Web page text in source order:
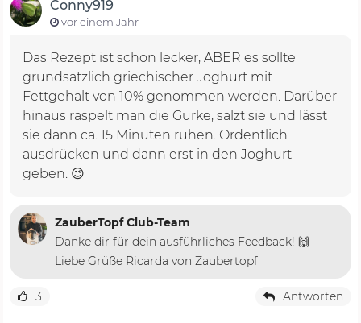
Conny919
vor einem Jahr
Das Rezept ist schon lecker, ABER es sollte
grundsätzlich griechischer Joghurt mit
Fettgehalt von 10% genommen werden. Darüber
hinaus raspelt man die Gurke, salzt sie und lässt
sie dann ca. 15 Minuten ruhen. Ordentlich
ausdrücken und dann erst in den Joghurt
geben. 😉
ZauberTopf Club-Team
Danke dir für dein ausführliches Feedback! 🙌
Liebe Grüße Ricarda von Zaubertopf
3 Antworten